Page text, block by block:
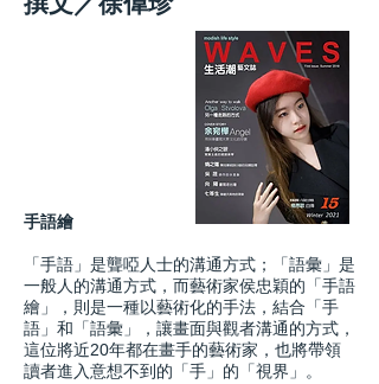
手語繪
「手語」是聾啞人士的溝通方式；「語彙」是
一般人的溝通方式，而藝術家侯忠穎的「手語
繪」，則是一種以藝術化的手法，結合「手
語」和「語彙」，讓畫面與觀者溝通的方式，
這位將近20年都在畫手的藝術家，也將帶領
讀者進入意想不到的「手」的「視界」。